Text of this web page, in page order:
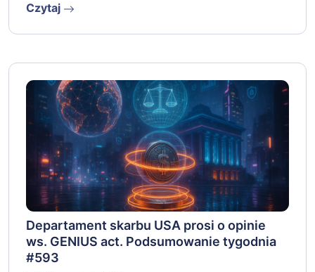
Czytaj
Departament skarbu USA prosi o opinie
ws. GENIUS act. Podsumowanie tygodnia
#593